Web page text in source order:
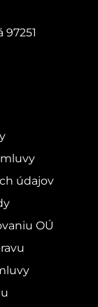
údajov
OÚ